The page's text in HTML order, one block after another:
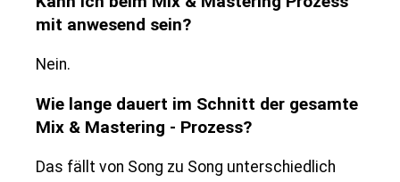
mit anwesend sein?
Nein.
Wie lange dauert im Schnitt der gesamte
Mix & Mastering - Prozess?
Das fällt von Song zu Song unterschiedlich